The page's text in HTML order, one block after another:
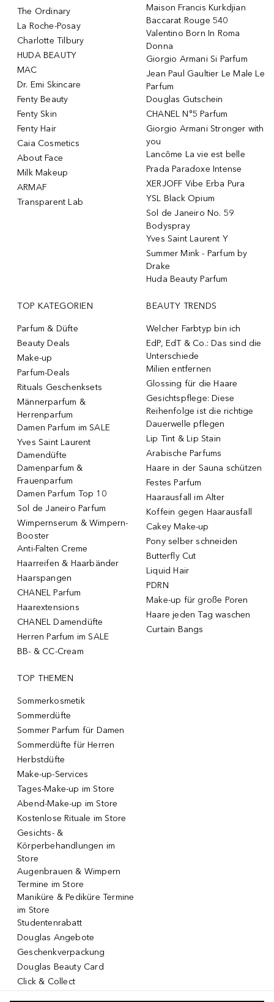
The Ordinary
La Roche-Posay
Charlotte Tilbury
HUDA BEAUTY
MAC
Dr. Emi Skincare
Fenty Beauty
Fenty Skin
Fenty Hair
Caia Cosmetics
About Face
Milk Makeup
ARMAF
Transparent Lab
Maison Francis Kurkdjian
Baccarat Rouge 540
Valentino Born In Roma
Donna
Giorgio Armani Si Parfum
Jean Paul Gaultier Le Male Le
Parfum
Douglas Gutschein
CHANEL N°5 Parfum
Giorgio Armani Stronger with
you
Lancôme La vie est belle
Prada Paradoxe Intense
XERJOFF Vibe Erba Pura
YSL Black Opium
Sol de Janeiro No. 59
Bodyspray
Yves Saint Laurent Y
Summer Mink - Parfum by
Drake
Huda Beauty Parfum
TOP KATEGORIEN
Parfum & Düfte
Beauty Deals
Make-up
Parfum-Deals
Rituals Geschenksets
Männerparfum &
Herrenparfum
Damen Parfum im SALE
Yves Saint Laurent
Damendüfte
Damenparfum &
Frauenparfum
Damen Parfum Top 10
Sol de Janeiro Parfum
Wimpernserum & Wimpern-
Booster
Anti-Falten Creme
Haarreifen & Haarbänder
Haarspangen
CHANEL Parfum
Haarextensions
CHANEL Damendüfte
Herren Parfum im SALE
BB- & CC-Cream
BEAUTY TRENDS
Welcher Farbtyp bin ich
EdP, EdT & Co.: Das sind die
Unterschiede
Milien entfernen
Glossing für die Haare
Gesichtspflege: Diese
Reihenfolge ist die richtige
Dauerwelle pflegen
Lip Tint & Lip Stain
Arabische Parfums
Haare in der Sauna schützen
Festes Parfum
Haarausfall im Alter
Koffein gegen Haarausfall
Cakey Make-up
Pony selber schneiden
Butterfly Cut
Liquid Hair
PDRN
Make-up für große Poren
Haare jeden Tag waschen
Curtain Bangs
TOP THEMEN
Sommerkosmetik
Sommerdüfte
Sommer Parfum für Damen
Sommerdüfte für Herren
Herbstdüfte
Make-up-Services
Tages-Make-up im Store
Abend-Make-up im Store
Kostenlose Rituale im Store
Gesichts- &
Körperbehandlungen im
Store
Augenbrauen & Wimpern
Termine im Store
Maniküre & Pediküre Termine
im Store
Studentenrabatt
Douglas Angebote
Geschenkverpackung
Douglas Beauty Card
Click & Collect